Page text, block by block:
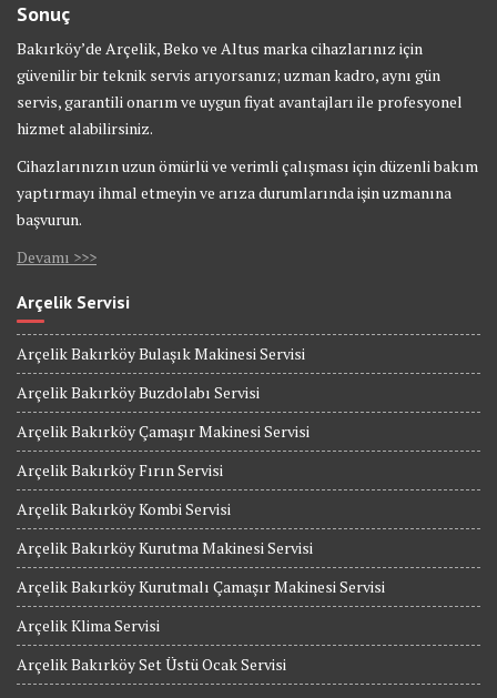
Sonuç
Bakırköy’de Arçelik, Beko ve Altus marka cihazlarınız için
güvenilir bir teknik servis arıyorsanız; uzman kadro, aynı gün
servis, garantili onarım ve uygun fiyat avantajları ile profesyonel
hizmet alabilirsiniz.
Cihazlarınızın uzun ömürlü ve verimli çalışması için düzenli bakım
yaptırmayı ihmal etmeyin ve arıza durumlarında işin uzmanına
başvurun.
Devamı >>>
Arçelik Servisi
Arçelik Bakırköy Bulaşık Makinesi Servisi
Arçelik Bakırköy Buzdolabı Servisi
Arçelik Bakırköy Çamaşır Makinesi Servisi
Arçelik Bakırköy Fırın Servisi
Arçelik Bakırköy Kombi Servisi
Arçelik Bakırköy Kurutma Makinesi Servisi
Arçelik Bakırköy Kurutmalı Çamaşır Makinesi Servisi
Arçelik Klima Servisi
Arçelik Bakırköy Set Üstü Ocak Servisi